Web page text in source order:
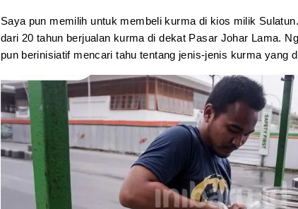
Saya pun memilih untuk membeli kurma di kios milik
dari 20 tahun berjualan kurma di dekat Pasar Johar Lama.
pun berinisiatif mencari tahu tentang jenis-jenis kurma yang